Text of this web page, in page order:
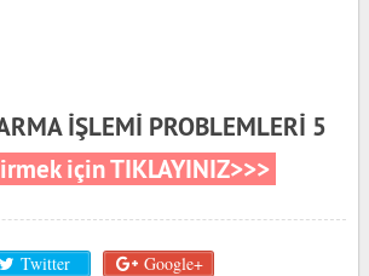
İŞLEMİ PROBLEMLERİ 5
için TIKLAYINIZ>>>
Twitter Google+